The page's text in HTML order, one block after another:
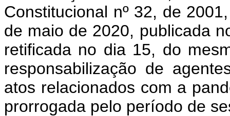
Constitucional nº 32, de
de maio de 2020, publicada
retificada no dia 15, do
responsabilização de
atos relacionados com a
prorrogada pelo período de